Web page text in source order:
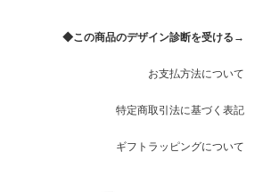
#20
◆この商品のデザイン診断を受ける→
お支払方法について
特定商取引法に基づく表記
ギフトラッピングについて